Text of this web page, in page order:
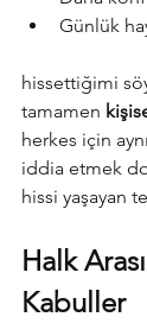
Günlük
hissettiğimi
tamamen
herkes için
iddia etmek
hissi yaşayan
Halk
Kabuller